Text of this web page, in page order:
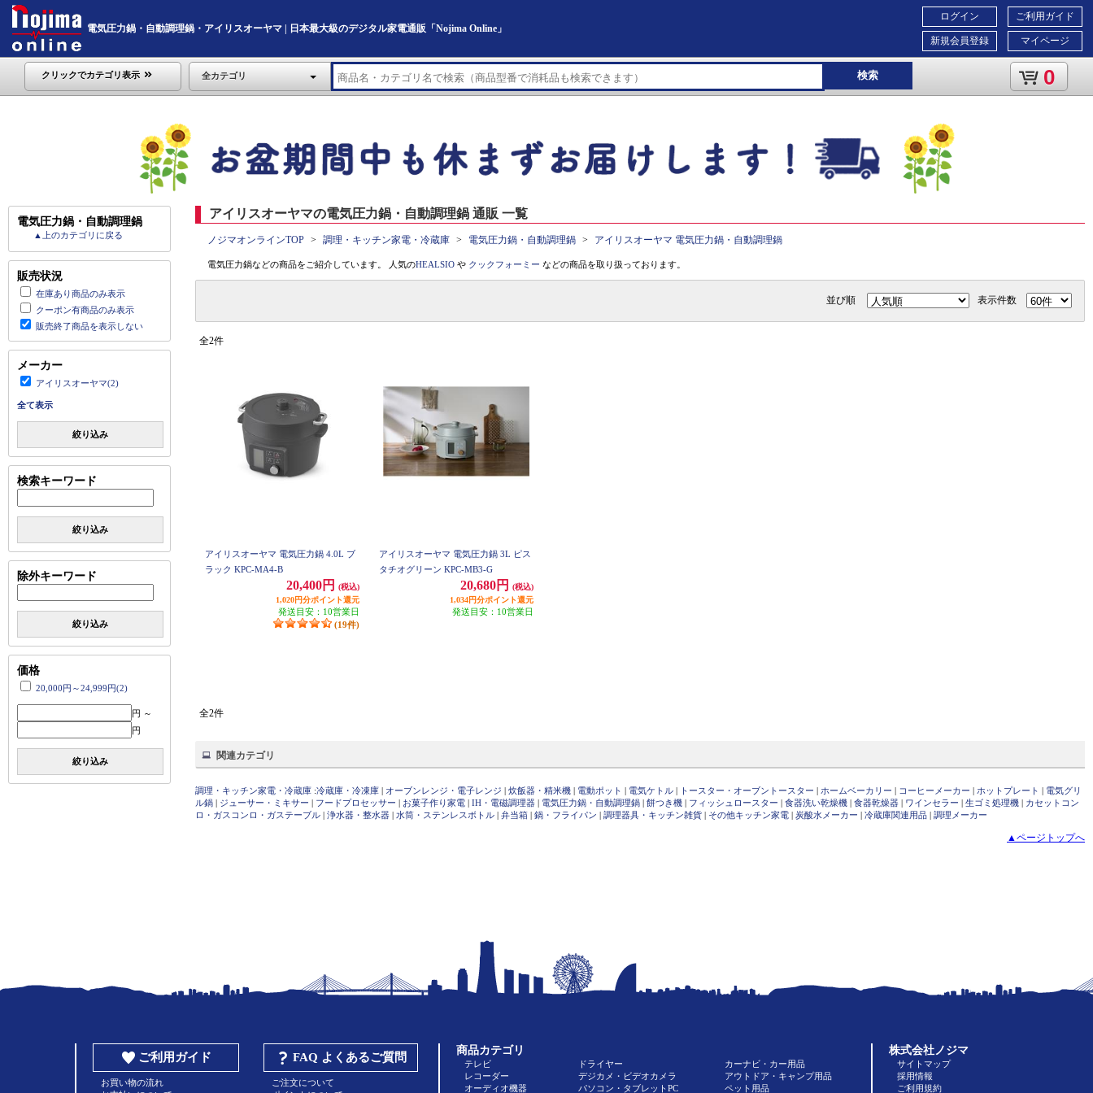
電気圧力鍋・自動調理鍋・アイリスオーヤマ | 日本最大級のデジタル家電通販「Nojima Online」
ご利用ガイド
マイページ
ログイン
新規会員登録
クリックでカテゴリ表示 全カテゴリ 検索 0
電気圧力鍋・自動調理鍋
▲上のカテゴリに戻る
販売状況
在庫あり商品のみ表示
クーポン有商品のみ表示
販売終了商品を表示しない
メーカー
アイリスオーヤマ(2)
全て表示
絞り込み
検索キーワード
絞り込み
除外キーワード
絞り込み
価格
20,000円～24,999円(2)
円 ～
円
絞り込み
アイリスオーヤマの電気圧力鍋・自動調理鍋 通販 一覧
ノジマオンラインTOP 調理・キッチン家電・冷蔵庫 電気圧力鍋・自動調理鍋 アイリスオーヤマ 電気圧力鍋・自動調理鍋
電気圧力鍋などの商品をご紹介しています。 人気のHEALSIO や クックフォーミー などの商品を取り扱っております。
並び順 表示件数
全2件
アイリスオーヤマ 電気圧力鍋 4.0L ブ
ラック KPC-MA4-B
20,400円
(税込)
1,020円分ポイント還元
発送目安：10営業日
(19件)
アイリスオーヤマ 電気圧力鍋 3L ピス
タチオグリーン KPC-MB3-G
20,680円
(税込)
1,034円分ポイント還元
発送目安：10営業日
全2件
関連カテゴリ
調理・キッチン家電・冷蔵庫 :冷蔵庫・冷凍庫 | オーブンレンジ・電子レンジ | 炊飯器・精米機 | 電動ポット | 電気ケトル | トースター・オーブントースター | ホームベーカリー | コーヒーメーカー | ホットプレート | 電気グリ
ル鍋 | ジューサー・ミキサー | フードプロセッサー | お菓子作り家電 | IH・電磁調理器 | 電気圧力鍋・自動調理鍋 | 餅つき機 | フィッシュロースター | 食器洗い乾燥機 | 食器乾燥器 | ワインセラー | 生ゴミ処理機 | カセットコン
ロ・ガスコンロ・ガステーブル | 浄水器・整水器 | 水筒・ステンレスボトル | 弁当箱 | 鍋・フライパン | 調理器具・キッチン雑貨 | その他キッチン家電 | 炭酸水メーカー | 冷蔵庫関連用品 | 調理メーカー
▲ページトップへ
ご利用ガイド
お買い物の流れ
FAQ よくあるご質問
ご注文について
商品カテゴリ
テレビ
レコーダー
オーディオ機器
ドライヤー
デジカメ・ビデオカメラ
パソコン・タブレットPC
カーナビ・カー用品
アウトドア・キャンプ用品
ペット用品
株式会社ノジマ
サイトマップ
採用情報
ご利用規約